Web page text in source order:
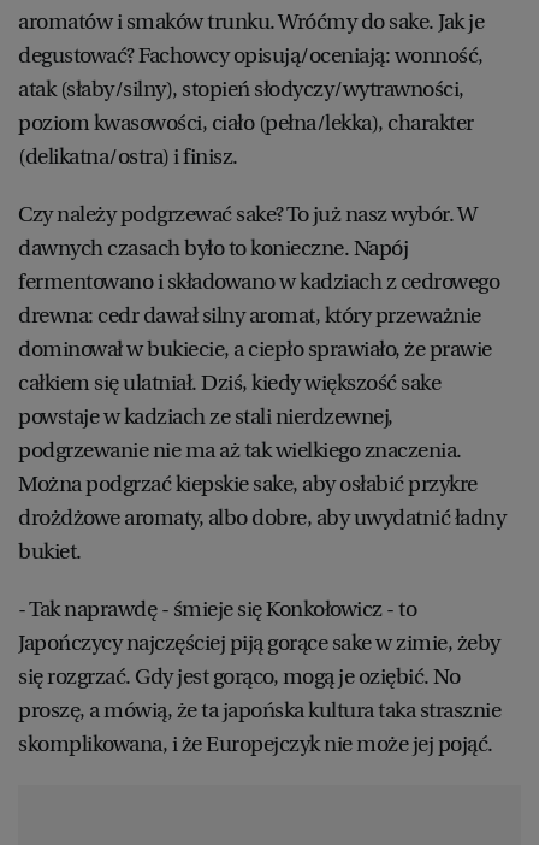
aromatów i smaków trunku. Wróćmy do sake. Jak je
degustować? Fachowcy opisują/oceniają: wonność,
atak (słaby/silny), stopień słodyczy/wytrawności,
poziom kwasowości, ciało (pełna/lekka), charakter
(delikatna/ostra) i finisz.
Czy należy podgrzewać sake? To już nasz wybór. W
dawnych czasach było to konieczne. Napój
fermentowano i składowano w kadziach z cedrowego
drewna: cedr dawał silny aromat, który przeważnie
dominował w bukiecie, a ciepło sprawiało, że prawie
całkiem się ulatniał. Dziś, kiedy większość sake
powstaje w kadziach ze stali nierdzewnej,
podgrzewanie nie ma aż tak wielkiego znaczenia.
Można podgrzać kiepskie sake, aby osłabić przykre
drożdżowe aromaty, albo dobre, aby uwydatnić ładny
bukiet.
- Tak naprawdę - śmieje się Konkołowicz - to
Japończycy najczęściej piją gorące sake w zimie, żeby
się rozgrzać. Gdy jest gorąco, mogą je oziębić. No
proszę, a mówią, że ta japońska kultura taka strasznie
skomplikowana, i że Europejczyk nie może jej pojąć.